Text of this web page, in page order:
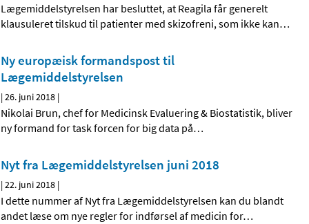
Lægemiddelstyrelsen har besluttet, at Reagila får generelt
klausuleret tilskud til patienter med skizofreni, som ikke kan…
Ny europæisk formandspost til
Lægemiddelstyrelsen
|26. juni 2018 |
Nikolai Brun, chef for Medicinsk Evaluering & Biostatistik, bliver
ny formand for task forcen for big data på…
Nyt fra Lægemiddelstyrelsen juni 2018
|22. juni 2018 |
I dette nummer af Nyt fra Lægemiddelstyrelsen kan du blandt
andet læse om nye regler for indførsel af medicin for…